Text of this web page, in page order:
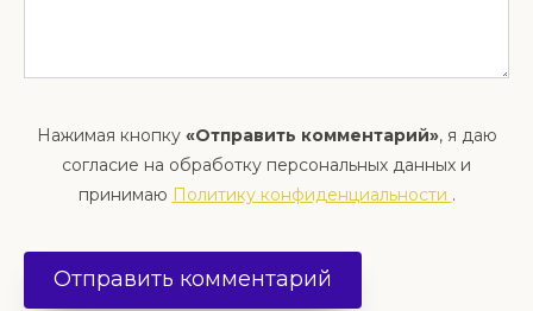
Нажимая кнопку «Отправить комментарий», я даю
согласие на обработку персональных данных и
принимаю Политику конфиденциальности .